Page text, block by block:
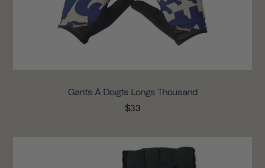
Gants À Doigts Longs Thousand
$33